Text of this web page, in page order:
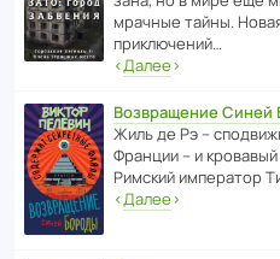
мрачные тайны.
приключений…
‹Далее›
Возвращение Синей
Жиль де Рэ –
Франции – и
Римский импе­ратор
‹Далее›